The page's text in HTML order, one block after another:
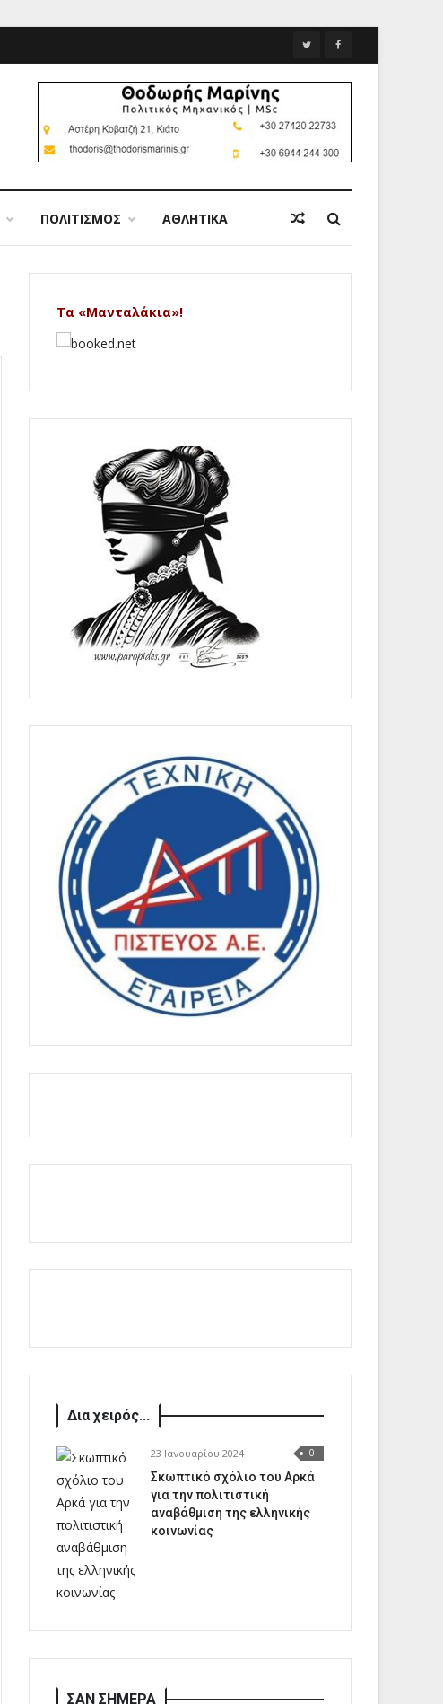
ΠΟΛΙΤΙΣΜΟΣ ΑΘΛΗΤΙΚΑ
Τα «Μανταλάκια»!
Δια χειρός...
23 Ιανουαρίου 2024 0
Σκωπτικό σχόλιο του Αρκά
για την πολιτιστική
αναβάθμιση της ελληνικής
κοινωνίας
ΣΑΝ ΣΗΜΕΡΑ